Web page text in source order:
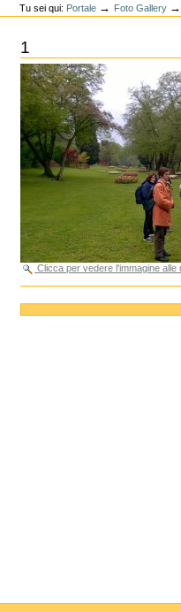
Tu sei qui: Portale → Foto Gallery
1
Clicca per vedere l'immagine alle
sul
documento